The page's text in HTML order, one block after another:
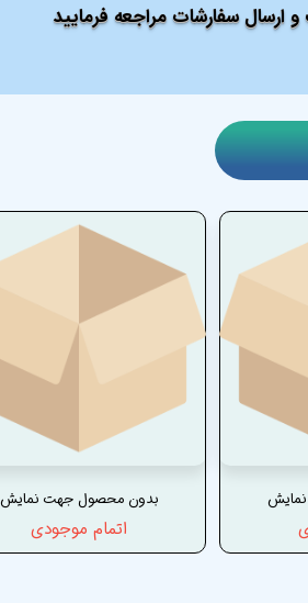
سفارشات مراجعه فرمایید
بدون محصول جهت نمایش
اتمام موجودی